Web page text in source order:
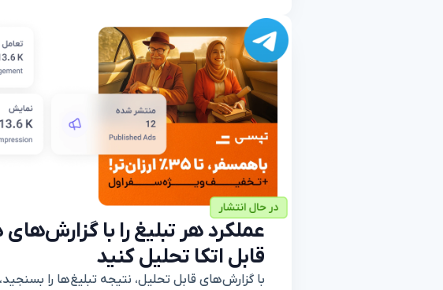
عملکرد هر تبلیغ را با
قابل اتکا تحلیل کنید
با گزارش‌های قابل تحلیل، نتیجه تبلیغ‌ها را